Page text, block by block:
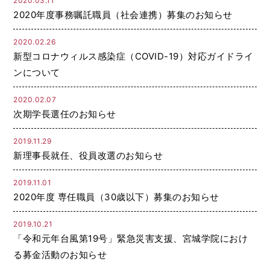
2020年度事務嘱託職員（社会連携）募集のお知らせ
2020.02.26
新型コロナウィルス感染症（COVID-19）対応ガイドライ
ンについて
2020.02.07
次期学長選任のお知らせ
2019.11.29
新理事長就任、役員改選のお知らせ
2019.11.01
2020年度 専任職員（30歳以下）募集のお知らせ
2019.10.21
「令和元年台風第19号」緊急災害支援、宮城学院におけ
る募金活動のお知らせ